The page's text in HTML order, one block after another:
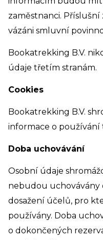
zaměstnanci. Příslušní
vázáni smluvní
Bookatrekking B.V.
údaje třetím stranám.
Cookies
Bookatrekking B.V.
informace o
Doba uchovávání
Osobní údaje
nebudou uchovávány
dosažení účelů, pro
používány. Doba
o dokončených